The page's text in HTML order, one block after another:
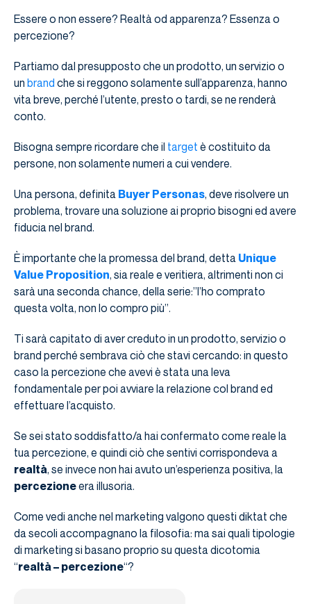
Essere o non essere? Realtà od apparenza? Essenza o
percezione?
Partiamo dal presupposto che un prodotto, un servizio o
un brand che si reggono solamente sull’apparenza, hanno
vita breve, perché l’utente, presto o tardi, se ne renderà
conto.
Bisogna sempre ricordare che il target è costituito da
persone, non solamente numeri a cui vendere.
Una persona, definita Buyer Personas, deve risolvere un
problema, trovare una soluzione ai proprio bisogni ed avere
fiducia nel brand.
È importante che la promessa del brand, detta Unique
Value Proposition, sia reale e veritiera, altrimenti non ci
sarà una seconda chance, della serie:”l’ho comprato
questa volta, non lo compro più”.
Ti sarà capitato di aver creduto in un prodotto, servizio o
brand perché sembrava ciò che stavi cercando: in questo
caso la percezione che avevi è stata una leva
fondamentale per poi avviare la relazione col brand ed
effettuare l’acquisto.
Se sei stato soddisfatto/a hai confermato come reale la
tua percezione, e quindi ciò che sentivi corrispondeva a
realtà, se invece non hai avuto un’esperienza positiva, la
percezioneera illusoria.
Come vedi anche nel marketing valgono questi diktat che
da secoli accompagnano la filosofia: ma sai quali tipologie
di marketing si basano proprio su questa dicotomia
“realtà – percezione“?